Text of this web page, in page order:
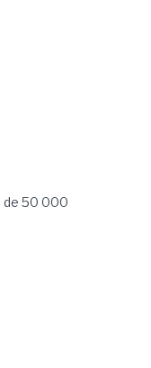
de 50 000